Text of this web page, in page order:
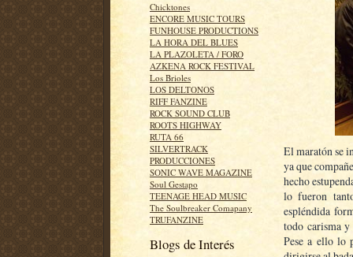
Chicktones
ENCORE MUSIC TOURS
FUNHOUSE PRODUCTIONS
LA HORA DEL BLUES
LA PLAZOLETA / FORO
AZKENA ROCK FESTIVAL
Los Brioles
LOS DELTONOS
RIFF FANZINE
ROCK SOUND CLUB
ROOTS HIGHWAY
RUTA 66
SILVERTRACK
PRODUCCIONES
SONIC WAVE MAGAZINE
Soul Gestapo
TEENAGE HEAD MUSIC
The Soulbreaker Comapany
TRUFANZINE
Blogs de Interés
El maratón se
ya que
hecho
lo fueron
espléndida
todo carisma y
Pese a ello lo